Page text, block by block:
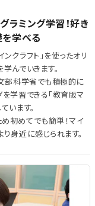
ラミング学習！好き
学べる
クラフト」を使ったオリ
んでいきます。
部科学省でも積極的に
学習できる「教育版マ
います。
初めてでも簡単！マイ
身近に感じられます。